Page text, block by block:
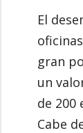
El
gran
un
de 200
Cabe